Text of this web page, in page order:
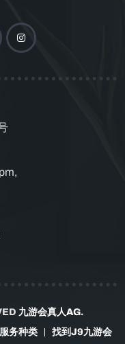
九游会真人AG.
服务种类 找到J9九游会